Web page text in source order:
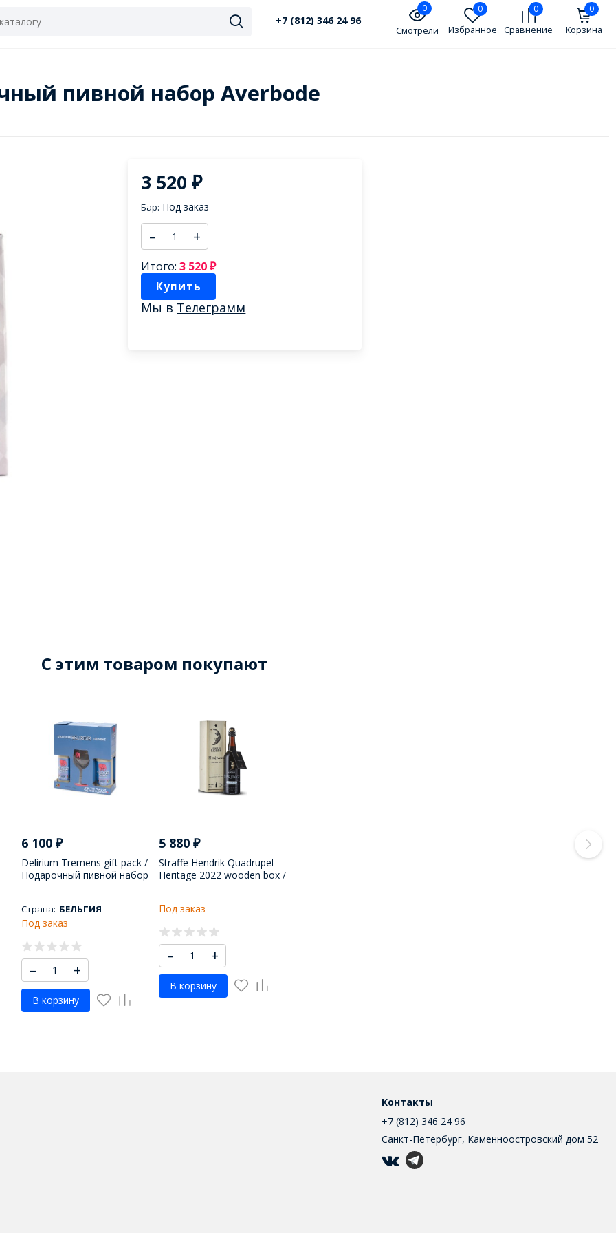
+7 (812) 346 24 96
0
Смотрели
0
Избранное
0
Сравнение
0
Корзина
пивной набор Averbode
3 520₽
Бар: Под заказ
– +
Итого:3 520₽
Купить
Мы в Телеграмм
C этим товаром покупают
6 100 ₽
Delirium Tremens gift pack /
Подарочный пивной набор
Страна: БЕЛЬГИЯ
Под заказ
– +
В корзину
5 880 ₽
Straffe Hendrik Quadrupel
Heritage 2022 wooden box /
Квадрюпел Херитедж
Под заказ
– +
В корзину
Контакты
+7 (812) 346 24 96
Санкт-Петербург, Каменноостровский дом 52